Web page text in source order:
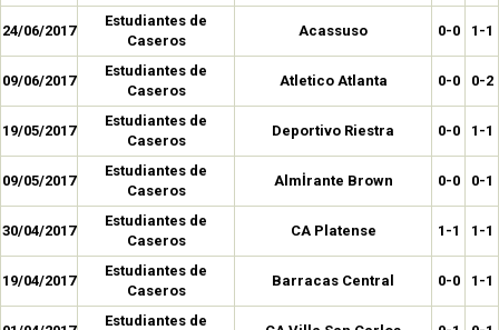
24/06/2017
Estudiantes de
Caseros
Acassuso 0-0 1-1
09/06/2017
Estudiantes de
Caseros
Atletico Atlanta 0-0 0-2
19/05/2017
Estudiantes de
Caseros
Deportivo Riestra 0-0 1-1
09/05/2017
Estudiantes de
Caseros
Almİrante Brown 0-0 0-1
30/04/2017
Estudiantes de
Caseros
CA Platense 1-1 1-1
19/04/2017
Estudiantes de
Caseros
Barracas Central 0-0 1-1
Estudiantes de